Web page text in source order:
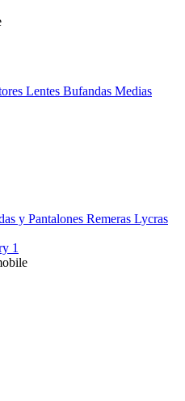
Lentes Bufandas Medias
y Pantalones Remeras Lycras